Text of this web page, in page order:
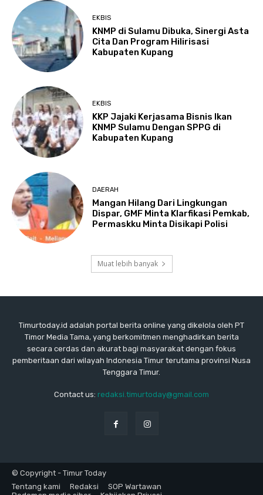
EKBIS
KNMP di Sulamu Dibuka, Sinergi Asta
Cita Dan Program Hilirisasi
Kabupaten Kupang
EKBIS
KKP Jajaki Kerjasama Bisnis Ikan
KNMP Sulamu Dengan SPPG di
Kabupaten Kupang
DAERAH
Mangan Hilang Dari Lingkungan
Dispar, GMF Minta Klarfikasi Pemkab,
Permaskku Minta Disikapi Polisi
Muat lebih banyak
Timurtoday.id adalah portal berita online yang dikelola oleh PT
Timor Media Tama, yang berkomitmen menghadirkan berita
secara cerdas dan akurat bagi masyarakat dengan fokus
pemberitaan dari wilayah Indonesia Timur terutama provinsi Nusa
Tenggara Timur.
Contact us: redaksi.timurtoday@gmail.com
© Copyright - Timur Today
Tentang kami
Redaksi
SOP Wartawan